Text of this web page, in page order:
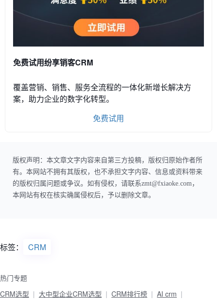
免费试用纷享销客CRM
覆盖营销、销售、服务全流程的一体化新增长解决方
案，助力企业的数字化转型。
免费试用
版权声明：本文章文字内容来自第三方投稿，版权归原始作者所
有。本网站不拥有其版权，也不承担文字内容、信息或资料带来
的版权归属问题或争议。如有侵权，请联系zmt@fxiaoke.com，
本网站有权在核实确属侵权后，予以删除文章。
标签： CRM
热门专题
CRM选型
大中型企业CRM选型 CRM排行榜
AI crm